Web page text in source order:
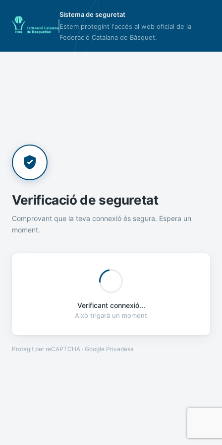
Sistema de seguretat
Estem protegint l'accés al web oficial de la
Federació Catalana de Bàsquet.
Verificació de seguretat
Comprovant que la teva connexió és segura. Espera un
moment.
Verificant connexió...
Això trigarà un moment
Protegit per reCAPTCHA · Google Privadesa